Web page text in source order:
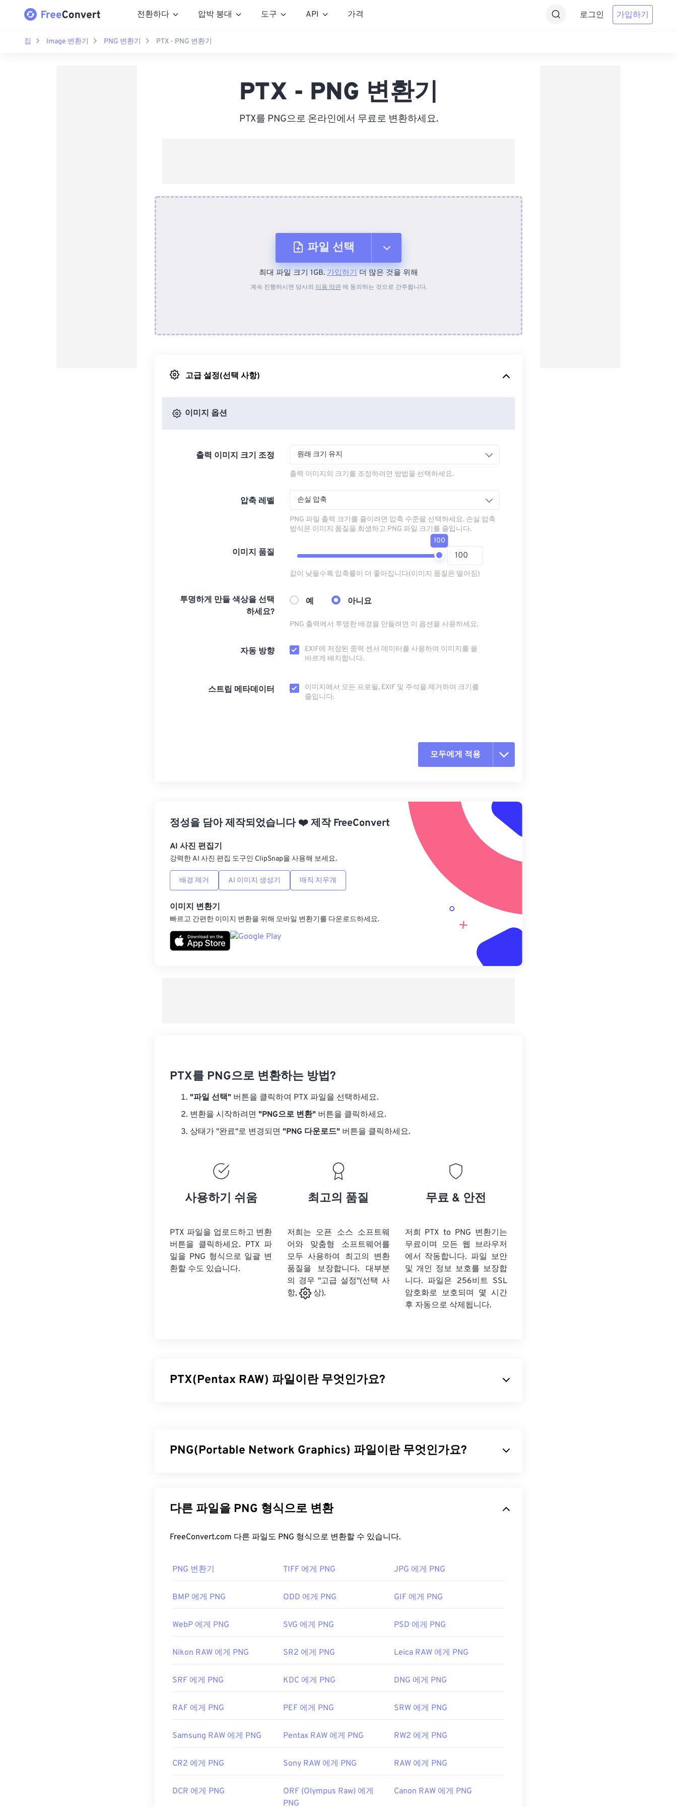
전환하다 압박 붕대 도구 API 가격 로그인 가입하기
집 Image 변환기 PNG 변환기 PTX - PNG 변환기
PTX - PNG 변환기
PTX를 PNG으로 온라인에서 무료로 변환하세요.
파일 선택
장치에서
최대 파일 크기 1GB. 가입하기 더 많은 것을 위해
계속 진행하시면 당사의 이용 약관에 동의하는 것으로 간주됩니다.
고급 설정(선택 사항)
이미지 옵션
출력 이미지 크기 조정 원래 크기 유지
출력 이미지의 크기를 조정하려면 방법을 선택하세요.
압축 레벨 손실 압축
PNG 파일 출력 크기를 줄이려면 압축 수준을 선택하세요. 손실 압축
방식은 이미지 품질을 희생하고 PNG 파일 크기를 줄입니다.
이미지 품질
100
값이 낮을수록 압축률이 더 좋아집니다(이미지 품질은 떨어짐)
투명하게 만들 색상을 선택
하세요?
예 아니요
PNG 출력에서 ​​투명한 배경을 만들려면 이 옵션을 사용하세요.
자동 방향
EXIF에 저장된 중력 센서 데이터를 사용하여 이미지를 올
바르게 배치합니다.
스트립 메타데이터
이미지에서 모든 프로필, EXIF ​​및 주석을 제거하여 크기를
줄입니다.
모두에게 적용
사전 설정에서 적용
사전 설정으로 저장
정성을 담아 제작되었습니다❤️제작FreeConvert
AI 사진 편집기
강력한 AI 사진 편집 도구인 ClipSnap을 사용해 보세요.
배경 제거 AI 이미지 생성기 매직 지우개
이미지 변환기
빠르고 간편한 이미지 변환을 위해 모바일 변환기를 다운로드하세요.
PTX를 PNG으로 변환하는 방법?
"파일 선택" 버튼을 클릭하여 PTX 파일을 선택하세요.
변환을 시작하려면 "PNG으로 변환" 버튼을 클릭하세요.
상태가 "완료"로 변경되면 "PNG 다운로드" 버튼을 클릭하세요.
사용하기 쉬움
PTX 파일을 업로드하고 변환
버튼을 클릭하세요. PTX 파
일을 PNG 형식으로 일괄 변
환할 수도 있습니다.
최고의 품질
저희는 오픈 소스 소프트웨
어와 맞춤형 소프트웨어를
모두 사용하여 최고의 변환
품질을 보장합니다. 대부분
의 경우 "고급 설정"(선택 사
항,
상).
무료 & 안전
저희 PTX to PNG 변환기는
무료이며 모든 웹 브라우저
에서 작동합니다. 파일 보안
및 개인 정보 보호를 보장합
니다. 파일은 256비트 SSL
암호화로 보호되며 몇 시간
후 자동으로 삭제됩니다.
PTX(Pentax RAW) 파일이란 무엇인가요?
PTX 파일을 어떻게 여나요?
른 좋은 선택지로는HDR Darkroom 이 있습니다.
PDF를 만들려면
PTX to PDF또는Adobe InDesign을
사용하세요.
최초 출시: 1992년 9월 18일
PNG(Portable Network Graphics) 파일이란 무엇인가요?
그래픽 디자인에 사용하기 적합합니다. PNG는 투명도가 더 높은 애니메이션도 지원합니다(
를 APNG로 변환하는 방법을 확인해 보세요). PNG를 사용하면 다음과 같은 이점이 있습니다. 또
일반적으로 PNG 파일은 운영 체제의 기본 이미지 뷰어에서 열립니다. PNG 파일은 모든 웹 브라
또는PNG-BMP변환기를 사용하세요.
나Adobe Photoshop
과 같은 대체 프로그램은 PNG 파일을 열고 편집하는 데 유용합니다.
PNG 파일의 흥미로운 기능 중 하나는 이미지, 특히 투명한 배경에 투명 효과를 적용할 수 있다는
개발자:
PNG 개발 그룹
유용한 링크:
PNG에 대한 위키 문서
관련 PNG 도구:
사용하여 이미지에서 색상을 선택하세요
다른 파일을 PNG 형식으로 변환
FreeConvert.com 다른 파일도 PNG 형식으로 변환할 수 있습니다.
PNG 변환기 TIFF 에게 PNG JPG 에게 PNG
BMP 에게 PNG ODD 에게 PNG GIF 에게 PNG
WebP 에게 PNG SVG 에게 PNG PSD 에게 PNG
Nikon RAW 에게 PNG SR2 에게 PNG Leica RAW 에게 PNG
SRF 에게 PNG KDC 에게 PNG DNG 에게 PNG
RAF 에게 PNG PEF 에게 PNG SRW 에게 PNG
Samsung RAW 에게 PNG Pentax RAW 에게 PNG RW2 에게 PNG
CR2 에게 PNG Sony RAW 에게 PNG RAW 에게 PNG
DCR 에게 PNG
ORF (Olympus Raw) 에게
PNG
Canon RAW 에게 PNG